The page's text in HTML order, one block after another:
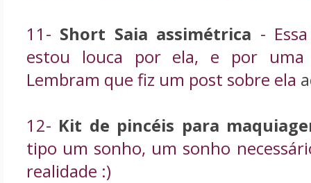
11- Short Saia assimétrica -
estou louca por ela, e por uma
Lembram que fiz um post sobre ela
12- Kit de pincéis para
tipo um sonho, um sonho
realidade :)